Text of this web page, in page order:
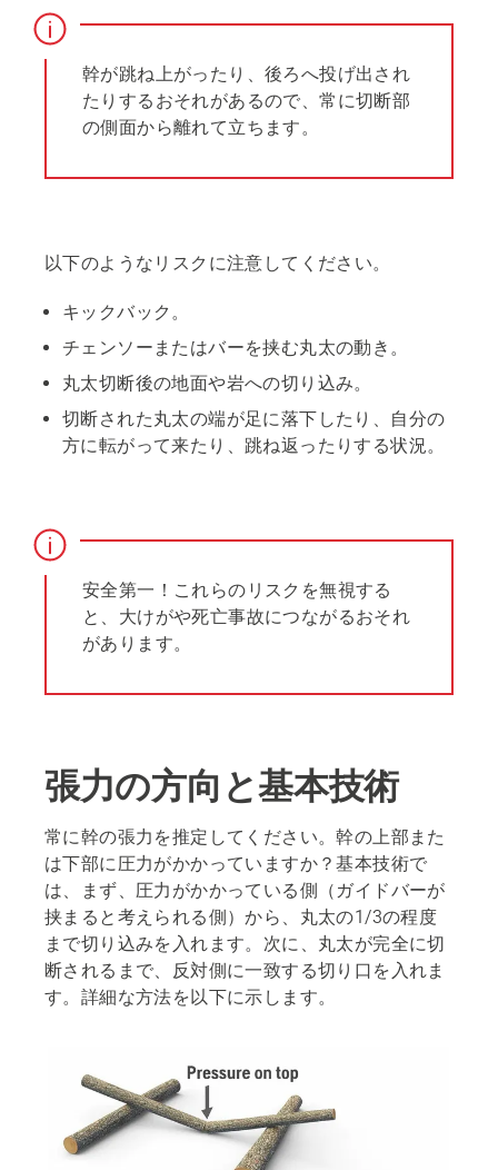
幹が跳ね上がったり、後ろへ投げ出され
たりするおそれがあるので、常に切断部
の側面から離れて立ちます。
以下のようなリスクに注意してください。
キックバック。
チェンソーまたはバーを挟む丸太の動き。
丸太切断後の地面や岩への切り込み。
切断された丸太の端が足に落下したり、自分の
方に転がって来たり、跳ね返ったりする状況。
安全第一！これらのリスクを無視する
と、大けがや死亡事故につながるおそれ
があります。
張力の方向と基本技術
常に幹の張力を推定してください。幹の上部また
は下部に圧力がかかっていますか？基本技術で
は、まず、圧力がかかっている側（ガイドバーが
挟まると考えられる側）から、丸太の1/3の程度
まで切り込みを入れます。次に、丸太が完全に切
断されるまで、反対側に一致する切り口を入れま
す。詳細な方法を以下に示します。